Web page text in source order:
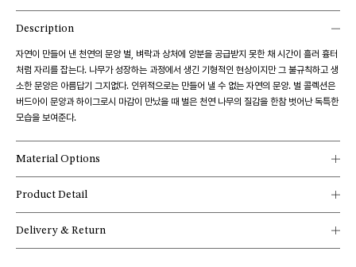
Description
자연이 만들어 낸 천연의 문양 벌, 벼락과 상처에 양분을 공급받지 못한 채 시간이 흘러 흉터
처럼 자리를 잡는다. 나무가 성장하는 과정에서 생긴 기형적인 현상이지만 그 불규칙하고 생
소한 문양은 아름답기 그지없다. 인위적으로는 만들어 낼 수 없는 자연의 문양. 벌 콜렉션은
버드아이 문양과 하이그로시 마감이 만났을 때 벌은 천연 나무의 질감을 한참 벗어난 독특한
모습을 보여준다.
Material Options
Product Detail
Delivery & Return